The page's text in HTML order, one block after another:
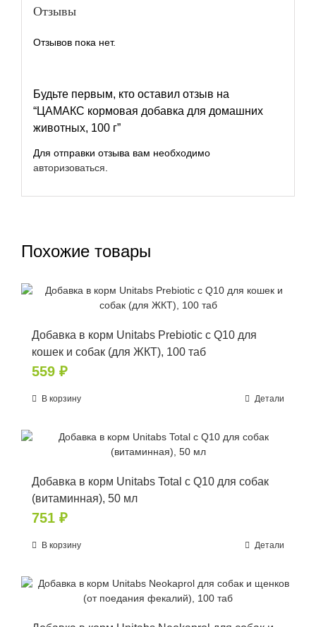
Отзывы
Отзывов пока нет.
Будьте первым, кто оставил отзыв на
“ЦАМАКС кормовая добавка для домашних
животных, 100 г”
Для отправки отзыва вам необходимо
авторизоваться
Похожие товары
Добавка в корм Unitabs Prebiotic с Q10 для
кошек и собак (для ЖКТ), 100 таб
559 ₽
В корзину Детали
Добавка в корм Unitabs Total с Q10 для собак
(витаминная), 50 мл
751 ₽
В корзину Детали